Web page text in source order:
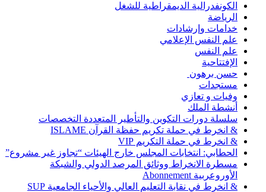
الكونفدرالية الديمقراطية للشغل
الرياضة
خدامات وإرشادات
علم النفس الإعلامي
علم النفس
الإفتتاحية
حسن برهون
مستجدات
وفيات و تعازي
أنشطة الملك
سلسلة دورات التكوين والتأطير المتعددة التخصصات
& انخرط في حملة تكريم حفظة القرآن ISLAME
& انخرط في حملة التكريم VIP
الحطابي: انتخابات المجلس خارج الهيئات “تجاوز غير مشروع”
مسطرة الانخراط ووثائق المرصد الدولي والشبكة
الأوروعربية Abonnement
& انخرط في نقابة التعليم العالي والأحياء الجامعية SUP